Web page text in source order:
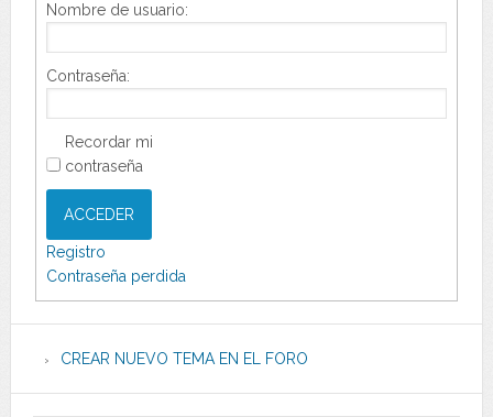
Nombre de usuario:
Contraseña:
Recordar mi
contraseña
ACCEDER
Registro
Contraseña perdida
CREAR NUEVO TEMA EN EL FORO